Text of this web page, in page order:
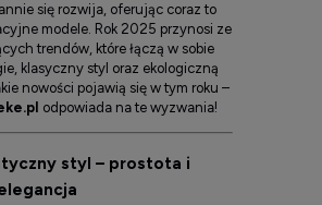
się rozwija, oferując coraz to
modele. Rok 2025 przynosi ze
trendów, które łączą w sobie
klasyczny styl oraz ekologiczną
nowości pojawią się w tym roku –
odpowiada na te wyzwania!
styl – prostota i